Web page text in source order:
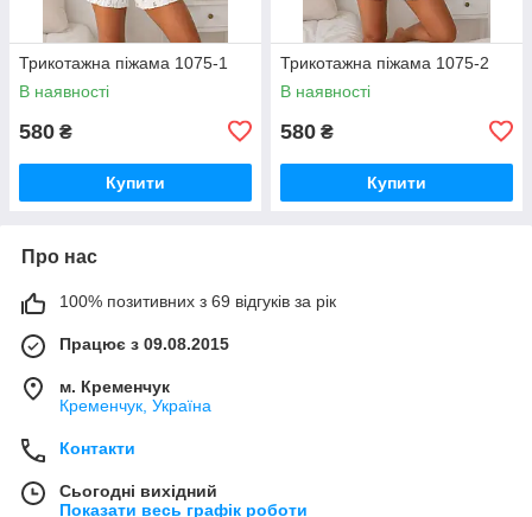
Трикотажна піжама 1075-1
В наявності
580 ₴
Купити
Трикотажна піжама 1075-2
В наявності
580 ₴
Купити
Про нас
100% позитивних з 69 відгуків за рік
Працює з 09.08.2015
м. Кременчук
Кременчук, Україна
Контакти
Сьогодні вихідний
Показати весь графік роботи